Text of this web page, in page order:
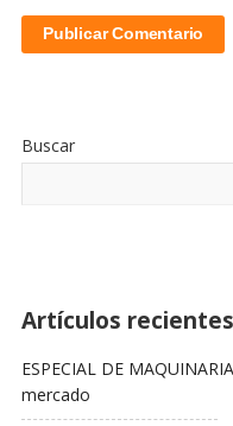
La
Lateral
Buscar
Artículos recientes
ESPECIAL DE
mercado